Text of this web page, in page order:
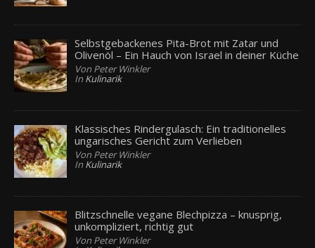
Selbstgebackenes Pita-Brot mit Zatar und
Olivenöl – Ein Hauch von Israel in deiner Küche
Von Peter Winkler
In Kulinarik
Klassisches Rindergulasch: Ein traditionelles
ungarisches Gericht zum Verlieben
Von Peter Winkler
In Kulinarik
Blitzschnelle vegane Blechpizza – knusprig,
unkompliziert, richtig gut
Von Peter Winkler